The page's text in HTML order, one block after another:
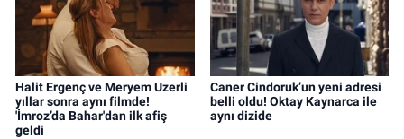
Halit Ergenç ve Meryem Uzerli
yıllar sonra aynı filmde!
'İmroz’da Bahar'dan ilk afiş
geldi
Caner Cindoruk’un yeni adresi
belli oldu! Oktay Kaynarca ile
aynı dizide